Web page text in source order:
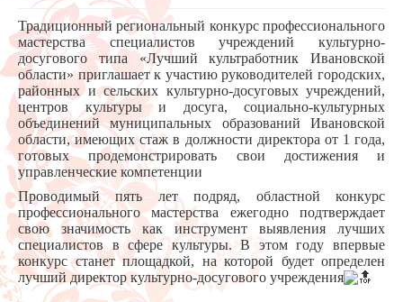
Традиционный региональный конкурс профессионального
мастерства специалистов учреждений культурно-
досугового типа «Лучший культработник Ивановской
области» приглашает к участию руководителей городских,
районных и сельских культурно-досуговых учреждений,
центров культуры и досуга, социально-культурных
объединений муниципальных образований Ивановской
области, имеющих стаж в должности директора от 1 года,
готовых продемонстрировать свои достижения и
управленческие компетенции
Проводимый пять лет подряд, областной конкурс
профессионального мастерства ежегодно подтверждает
свою значимость как инструмент выявления лучших
специалистов в сфере культуры. В этом году впервые
конкурс станет площадкой, на которой будет определен
лучший директор культурно-досугового учреждения